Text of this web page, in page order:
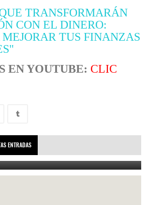
TRANSFORMARÁN
CON EL DINERO:
TUS FINANZAS
EN YOUTUBE: CLIC
ENTRADASde un país y por qué es importante?
June 10, 2025